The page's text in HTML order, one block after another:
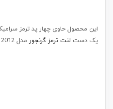
این محصول حاوی چهار پد ترمز
یک دست لنت ترمز گرنجور مدل 2012 تا 2017 اتاق HG است.